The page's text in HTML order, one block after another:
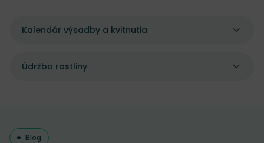
Kalendár výsadby a kvitnutia
Údržba rastliny
Blog